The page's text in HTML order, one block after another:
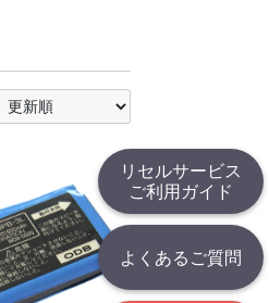
リセルサービス
ご利用ガイド
よくあるご質問